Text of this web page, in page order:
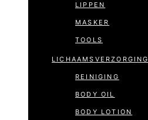
LIPPEN
MASKER
TOOLS
LICHAAMSVERZORGING
REINIGING
BODY OIL
BODY LOTION